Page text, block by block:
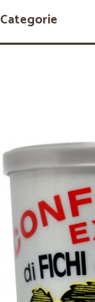
Categorie